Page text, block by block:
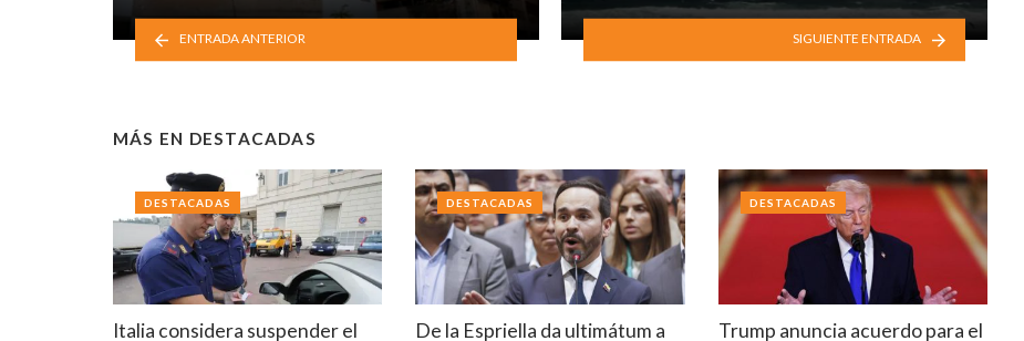
ENTRADA ANTERIOR SIGUIENTE ENTRADA
MÁS EN DESTACADAS
Italia considera suspender el
DESTACADAS
De la Espriella da ultimátum a
DESTACADAS
Trump anuncia acuerdo para el
DESTACADAS